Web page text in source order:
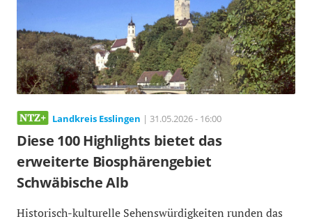
Landkreis Esslingen | 31.05.2026 - 16:00
Diese 100 Highlights bietet das
erweiterte Biosphärengebiet
Schwäbische Alb
Historisch-kulturelle Sehenswürdigkeiten runden das